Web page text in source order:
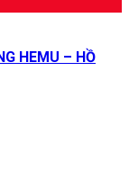
HEMU – HỒ